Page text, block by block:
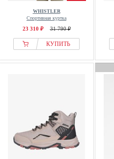
WHISTLER
Спортивная куртка
23 310 ₽ 31 790 ₽
КУПИТЬ